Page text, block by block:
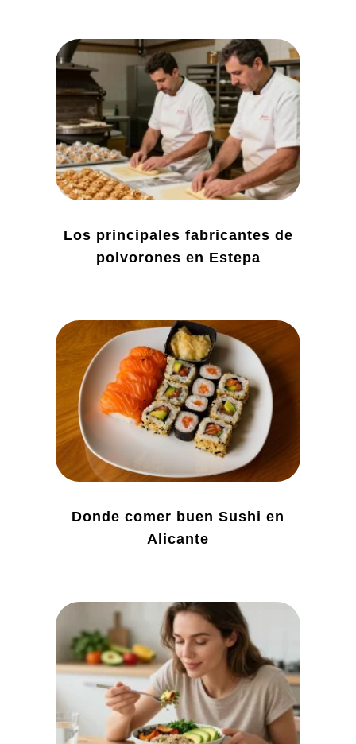
Los principales fabricantes de
polvorones en Estepa
Donde comer buen Sushi en
Alicante